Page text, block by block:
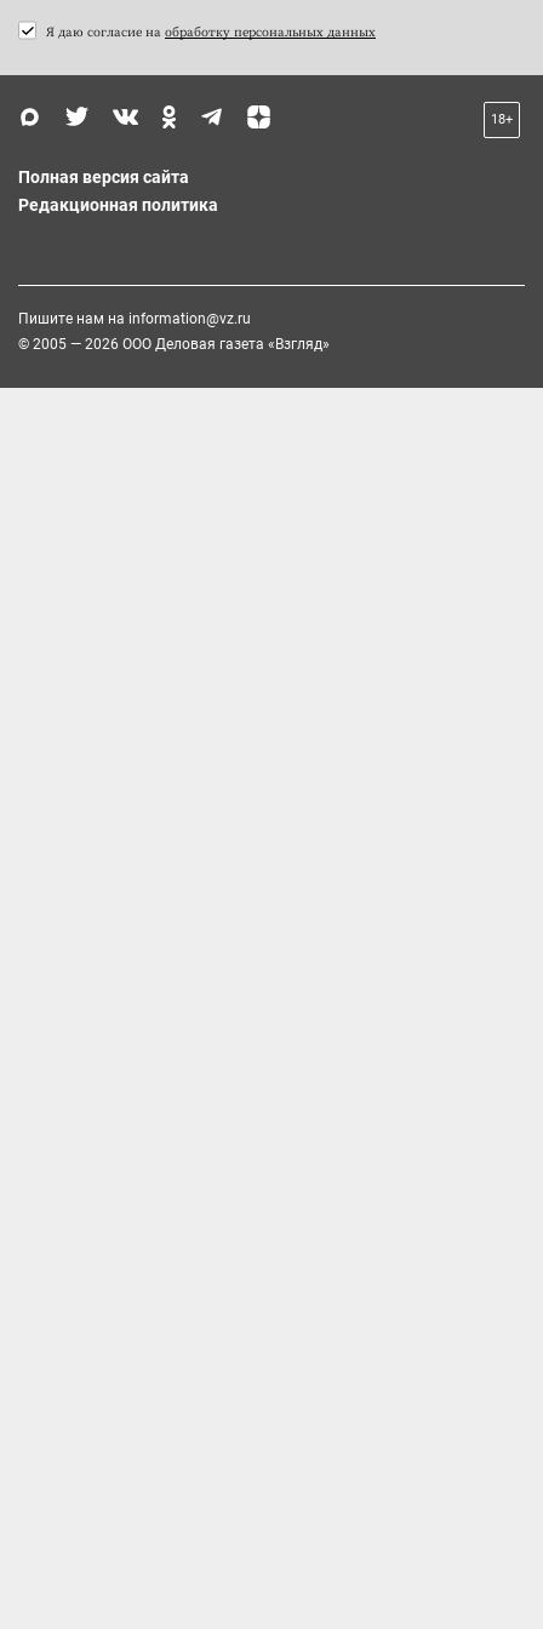
Я даю согласие на обработку персональных данных
18+
Полная версия сайта
Редакционная политика
Пишите нам на information@vz.ru
© 2005 — 2026 ООО Деловая газета «Взгляд»